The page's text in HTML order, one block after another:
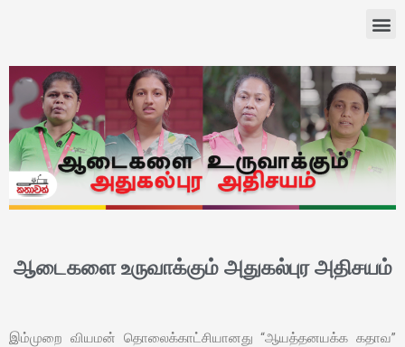
ஆடைகளை உருவாக்கும் அதுகல்புர அதிசயம்
இம்முறை வியமன் தொலைக்காட்சியானது “ஆயத்தனயக்க கதாவ”